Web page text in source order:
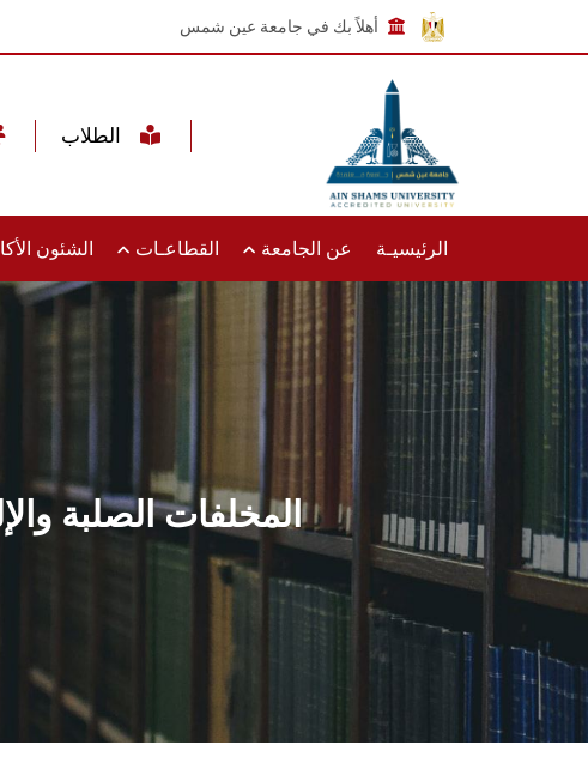
أهلاً بك في جامعة عين شمس
الرئيسيـة عن الجامعة القطاعـات الشئون
المخلفات الصلبة